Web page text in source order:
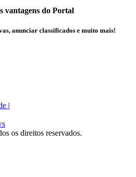
vantagens do Portal
anunciar classificados e muito mais!
|
os direitos reservados.